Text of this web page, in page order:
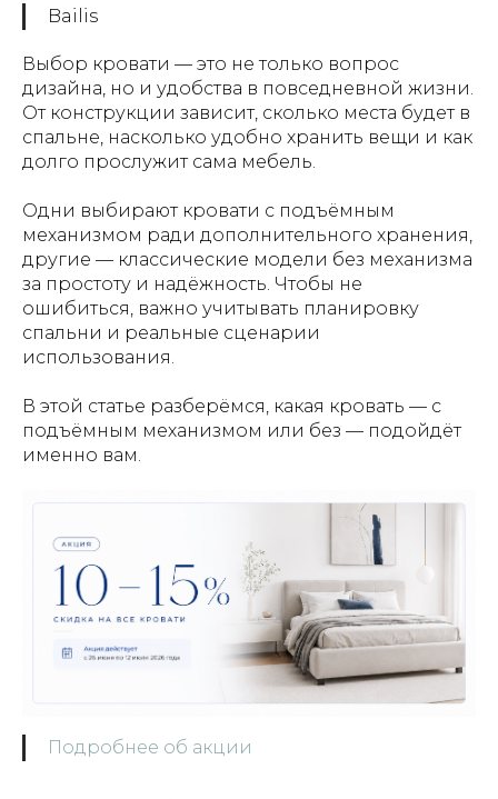
Bailis
Выбор кровати — это не только вопрос
дизайна, но и удобства в повседневной жизни.
От конструкции зависит, сколько места будет в
спальне, насколько удобно хранить вещи и как
долго прослужит сама мебель.
Одни выбирают кровати с подъёмным
механизмом ради дополнительного хранения,
другие — классические модели без механизма
за простоту и надёжность. Чтобы не
ошибиться, важно учитывать планировку
спальни и реальные сценарии
использования.
В этой статье разберёмся, какая кровать — с
подъёмным механизмом или без — подойдёт
именно вам.
Подробнее об акции